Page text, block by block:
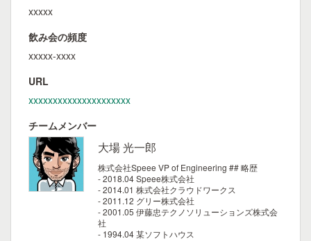
xxxxx
飲み会の頻度
xxxxx-xxxx
URL
xxxxxxxxxxxxxxxxxxxxx
チームメンバー
大場 光一郎
株式会社Speee VP of Engineering ## 略歴
- 2018.04 Speee株式会社
- 2014.01 株式会社クラウドワークス
- 2011.12 グリー株式会社
- 2001.05 伊藤忠テクノソリューションズ株式会
社
- 1994.04 某ソフトハウス